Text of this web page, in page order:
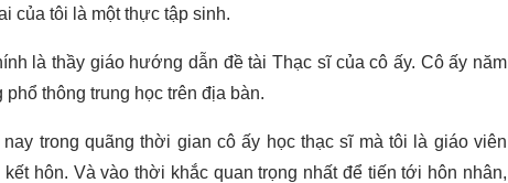
của tôi là một thực tập sinh.
là thầy giáo hướng dẫn đề tài Thạc sĩ của cô ấy. Cô ấy năm
thông trung học trên địa bàn.
trong quãng thời gian cô ấy học thạc sĩ mà tôi là giáo viên
hôn. Và vào thời khắc quan trọng nhất để tiến tới hôn nhân,